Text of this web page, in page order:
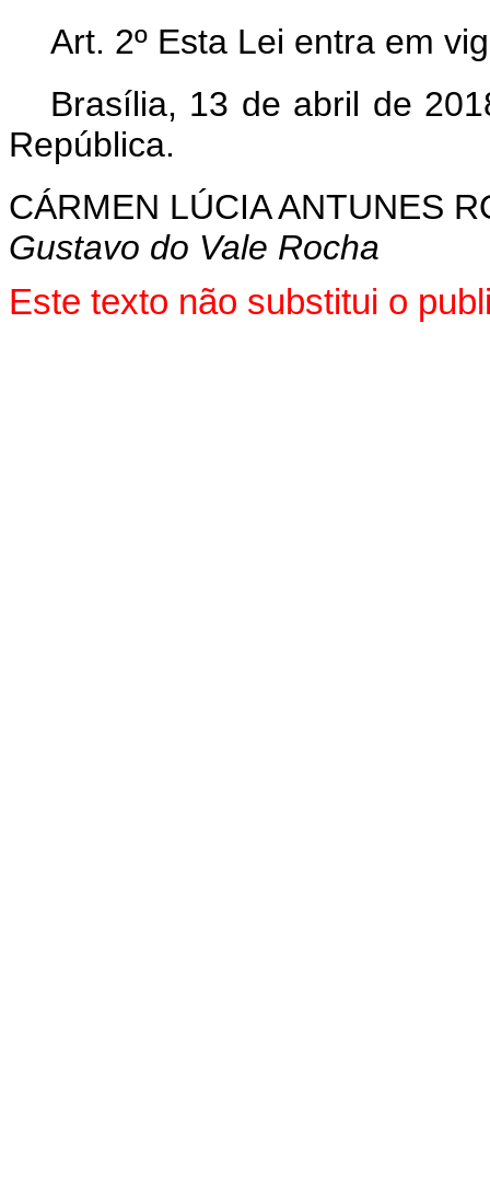
Art. 2º Esta Lei entra em
Brasília, 13 de abril de
República.
CÁRMEN LÚCIA ANTUNES
Gustavo do Vale Rocha
Este texto não substitui o